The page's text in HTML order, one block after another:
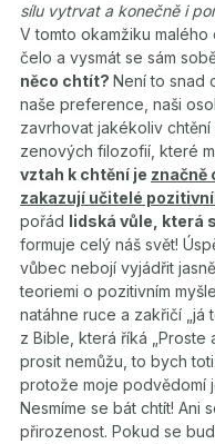
sílu vytrvat a konečně i
V tomto okamžiku
čelo a vysmát se sám
něco chtít? Není to snad
naše preference, naši
zavrhovat jakékoliv
zenových filozofií, které
vztah k chtění je značně
zakazují učitelé
pořád lidská vůle, která
formuje celý náš svět!
vůbec nebojí vyjádřit
teoriemi o pozitivním
natáhne ruce a zakřičí „já
z Bible, která říká „Proste
prosit nemůžu, to bych
protože moje podvědomí
Nesmíme se bát chtít! Ani
přirozenost. Pokud se